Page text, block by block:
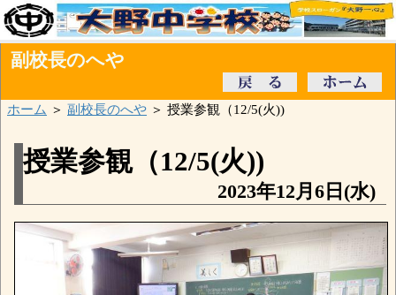
副校長のへや
ホーム ＞ 副校長のへや ＞ 授業参観（12/5(火))
授業参観（12/5(火))
2023年12月6日(水)